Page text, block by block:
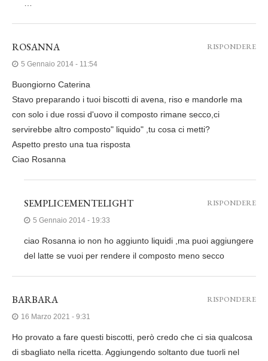
ROSANNA
5 Gennaio 2014 - 11:54
Buongiorno Caterina
Stavo preparando i tuoi biscotti di avena, riso e mandorle ma
con solo i due rossi d'uovo il composto rimane secco,ci
servirebbe altro composto" liquido" ,tu cosa ci metti?
Aspetto presto una tua risposta
Ciao Rosanna
RISPONDERE
SEMPLICEMENTELIGHT
5 Gennaio 2014 - 19:33
ciao Rosanna io non ho aggiunto liquidi ,ma puoi aggiungere
del latte se vuoi per rendere il composto meno secco
RISPONDERE
BARBARA
16 Marzo 2021 - 9:31
Ho provato a fare questi biscotti, però credo che ci sia qualcosa
di sbagliato nella ricetta. Aggiungendo soltanto due tuorli nel
RISPONDERE